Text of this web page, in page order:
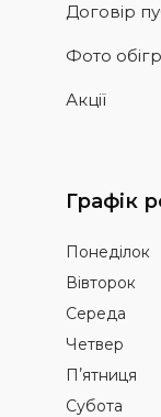
Договір
Фото
Акції
Графік
Понеділок
Вівторок
Середа
Четвер
Пʼятниця
Субота